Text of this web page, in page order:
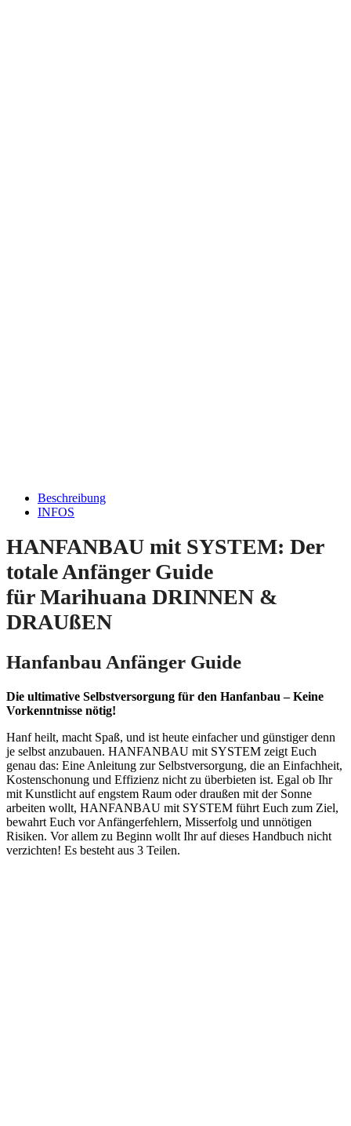
Beschreibung
INFOS
HANFANBAU mit SYSTEM: Der
totale Anfänger Guide
für Marihuana DRINNEN &
DRAUßEN
Hanfanbau Anfänger Guide
Die ultimative Selbstversorgung für den Hanfanbau – Keine
Vorkenntnisse nötig!
Hanf heilt, macht Spaß, und ist heute einfacher und günstiger denn
je selbst anzubauen. HANFANBAU mit SYSTEM zeigt Euch
genau das: Eine Anleitung zur Selbstversorgung, die an Einfachheit,
Kostenschonung und Effizienz nicht zu überbieten ist. Egal ob Ihr
mit Kunstlicht auf engstem Raum oder draußen mit der Sonne
arbeiten wollt, HANFANBAU mit SYSTEM führt Euch zum Ziel,
bewahrt Euch vor Anfängerfehlern, Misserfolg und unnötigen
Risiken. Vor allem zu Beginn wollt Ihr auf dieses Handbuch nicht
verzichten! Es besteht aus 3 Teilen.